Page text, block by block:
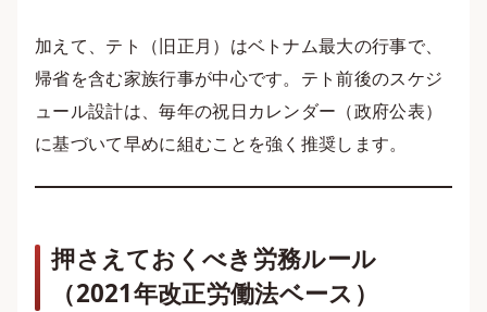
加えて、テト（旧正月）はベトナム最大の行事で、
帰省を含む家族行事が中心です。テト前後のスケジ
ュール設計は、毎年の祝日カレンダー（政府公表）
に基づいて早めに組むことを強く推奨します。
押さえておくべき労務ルール
（2021年改正労働法ベース）